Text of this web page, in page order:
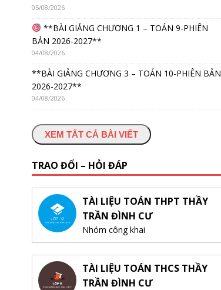
05/08/2026
**BÀI GIẢNG CHƯƠNG 1 – TOÁN 9-PHIÊN
BẢN 2026-2027**
04/08/2026
**BÀI GIẢNG CHƯƠNG 3 – TOÁN 10-PHIÊN BẢN
2026-2027**
04/08/2026
XEM TẤT CẢ BÀI VIẾT
TRAO ĐỔI – HỎI ĐÁP
TÀI LIỆU TOÁN THPT THẦY
TRẦN ĐÌNH CƯ
Nhóm công khai
TÀI LIỆU TOÁN THCS THẦY
TRẦN ĐÌNH CƯ